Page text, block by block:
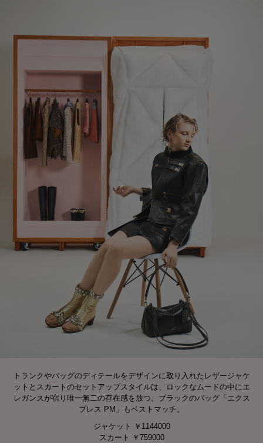
トランクやバッグのディテールをデザインに取り入れたレザージャケ
ットとスカートのセットアップスタイルは、ロックなムードの中にエ
レガンスが宿り唯一無二の存在感を放つ。ブラックのバッグ「エクス
プレス PM」もベストマッチ。
ジャケット ￥1144000
スカート ￥759000